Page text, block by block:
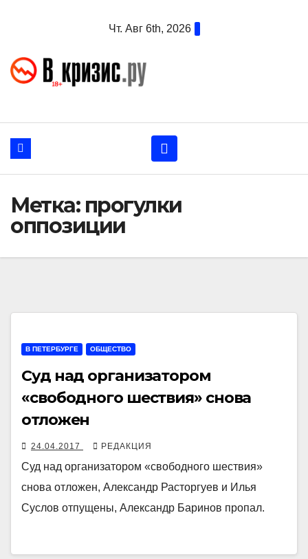
Чт. Авг 6th, 2026
Метка: прогулки
оппозиции
В ПЕТЕРБУРГЕ ОБЩЕСТВО
Суд над организатором
«свободного шествия» снова
отложен
24.04.2017 РЕДАКЦИЯ
Суд над организатором «свободного шествия»
снова отложен, Александр Расторгуев и Илья
Суслов отпущены, Александр Баринов пропал.